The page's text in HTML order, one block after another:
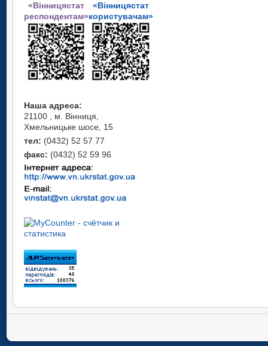
«Вінницястат
респондентам»
«Вінницястат
користувачам»
Наша адреса:
21100 , м. Вінниця,
Хмельницьке шосе, 15
тел: (0432) 52 57 77
факс: (0432) 52 59 96